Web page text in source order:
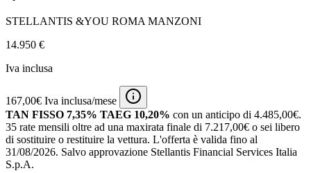
STELLANTIS &YOU ROMA MANZONI
14.950 €
Iva inclusa
167,00€ Iva inclusa/mese
TAN FISSO 7,35% TAEG 10,20% con un anticipo di 4.485,00€.
35 rate mensili oltre ad una maxirata finale di 7.217,00€ o sei libero
di sostituire o restituire la vettura. L'offerta è valida fino al
31/08/2026. Salvo approvazione Stellantis Financial Services Italia
S.p.A.